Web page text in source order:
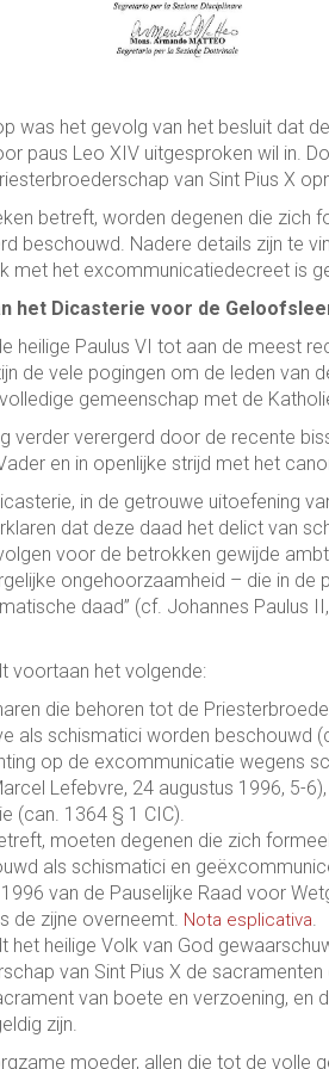
was het gevolg van het besluit dat
paus Leo XIV uitgesproken wil in.
van Sint Pius X
betreft, worden degenen die zich
beschouwd. Nadere details zijn te
met het excommunicatiedecreet is
het Dicasterie voor de
heilige Paulus VI tot aan de meest
de vele pogingen om de leden
gemeenschap met de
verder verergerd door de recente
en in openlijke strijd met het
in de getrouwe uitoefening
dat deze daad het delict van
voor de betrokken gewijde
ongehoorzaamheid – die in
daad” (cf. Johannes Paulus
voortaan het volgende:
die behoren tot de
als schismatici worden beschouwd
op de excommunicatie wegens
Lefebvre, 24 augustus 1996, 5-
(can. 1364 § 1 CIC).
moeten degenen die zich
als schismatici en
van de Pauselijke Raad voor
de zijne overneemt. Nota esplicativa.
het heilige Volk van God
van Sint Pius X de
van boete en verzoening, en
zijn.
moeder, allen die tot de volle